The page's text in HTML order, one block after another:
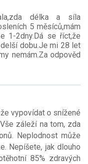
délka a síla
5 měsíců,mám
1-2dny.Dá se říct,že
dobu.Je mi 28 let
nemám.Za odpověd
vypovídat o snížené
záleží na tom, zda
Neplodnost může
Nepíšete, jak dlouho
85% zdravých